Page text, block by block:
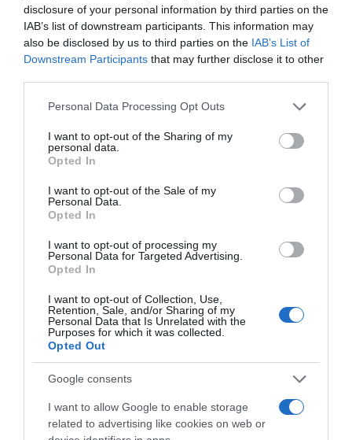
disclosure of your personal information by third parties on the
IAB’s list of downstream participants. This information may
also be disclosed by us to third parties on the IAB’s List of
Downstream Participants that may further disclose it to other
Please note that this website/app uses one or more Google
not limited to your visit or usage behaviour. You may click to
grant or deny consent to Google and its third-party tags to
use your data for below specified purposes in below Google
consent section.
Personal Data Processing Opt Outs
I want to opt-out of the Sharing of my
personal data.
Opted In
I want to opt-out of the Sale of my
Personal Data.
Opted In
I want to opt-out of processing my
Personal Data for Targeted Advertising.
Opted In
I want to opt-out of Collection, Use,
Retention, Sale, and/or Sharing of my
Personal Data that Is Unrelated with the
Purposes for which it was collected.
Opted Out
Google consents
I want to allow Google to enable storage
related to advertising like cookies on web or
στο σπίτι με χρήση νάρθηκα. Συμβουλευτείτε τον
γιατρό σας για να επιλέξετε την πιο ενδεδειγμένη
θεραπεία.
Είναι επικίνδυνη η λεύκανση;
μόνο το επιφανειακό σμάλτο, σε σημείο που είναι
ορατό μόνο σε ηλεκτρονικό μικροσκόπιο, το οποίο
στο οδοντιατρείο μπορεί να γίνει με laser ή με λάμπα
led. Η πιθανή ευαισθησία που πιθανός να αναπτυχθεί
κρύου και δεν διαρκεί περισσότερο από 1-2 μέρες. Σε
περίπτωση που η ευαισθησία κρατήσει περισσότερο
οδοντόκρεμα με νιτρικό κάλιο.